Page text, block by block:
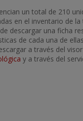
un total de 210
en el inventario de la
descargar una ficha
de cada una de
a través del visor
y a través del